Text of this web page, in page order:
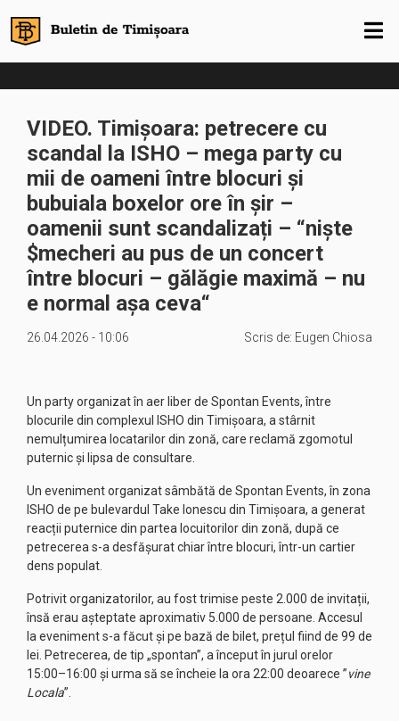
VIDEO. Timișoara: petrecere cu
scandal la ISHO – mega party cu
mii de oameni între blocuri și
bubuiala boxelor ore în șir –
oamenii sunt scandalizați – “niște ​
$mecheri au pus de un concert
între blocuri – gălăgie maximă – nu
e normal așa ceva“
26.04.2026 - 10:06 Scris de: Eugen Chiosa
Un party organizat în aer liber de Spontan Events, între
blocurile din complexul ISHO din Timișoara, a stârnit
nemulțumirea locatarilor din zonă, care reclamă zgomotul
puternic și lipsa de consultare.
Un eveniment organizat sâmbătă de Spontan Events, în zona
ISHO de pe bulevardul Take Ionescu din Timișoara, a generat
reacții puternice din partea locuitorilor din zonă, după ce
petrecerea s-a desfășurat chiar între blocuri, într-un cartier
dens populat.
Potrivit organizatorilor, au fost trimise peste 2.000 de invitații,
însă erau așteptate aproximativ 5.000 de persoane. Accesul
la eveniment s-a făcut și pe bază de bilet, prețul fiind de 99 de
lei. Petrecerea, de tip „spontan”, a început în jurul orelor
15:00–16:00 și urma să se încheie la ora 22:00 deoarece ”vine
Locala”.